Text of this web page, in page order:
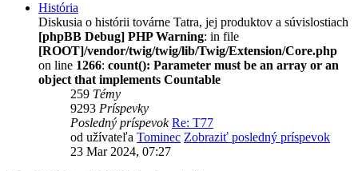
História
Diskusia o histórii továrne Tatra, jej produktov a súvislostiach
[phpBB Debug] PHP Warning: in file
[ROOT]/vendor/twig/twig/lib/Twig/Extension/Core.php
on line 1266: count(): Parameter must be an array or an
object that implements Countable
259 Témy
9293 Príspevky
Posledný príspevok Re: T77
od užívateľa Tominec Zobraziť posledný príspevok
23 Mar 2024, 07:27